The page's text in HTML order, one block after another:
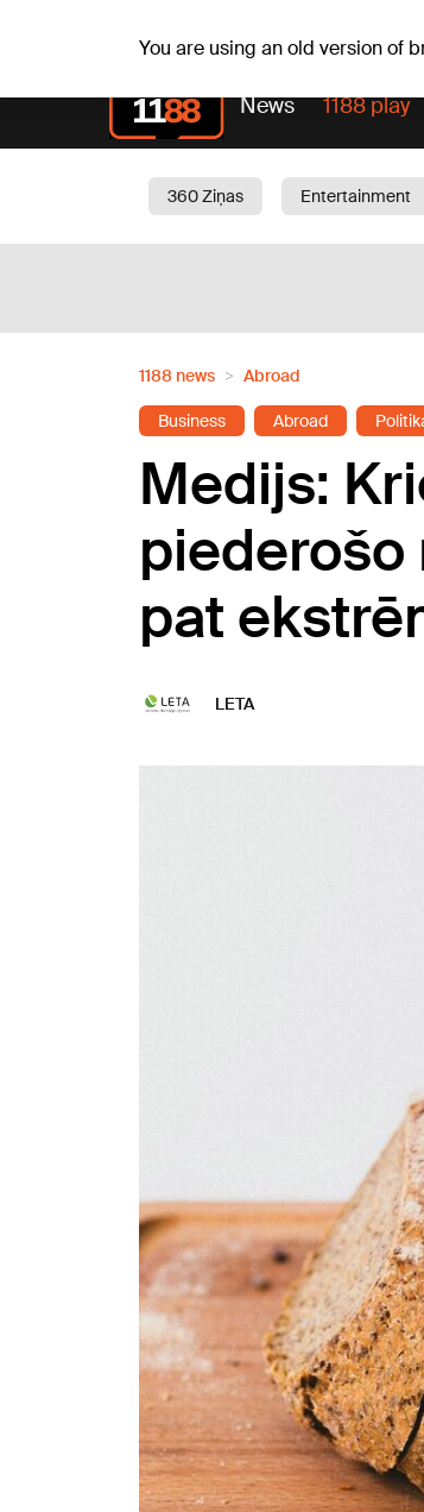
You are using an old version of
News 1188 play
360 Ziņas Entertainment
1188 news Abroad
Business Abroad
Medijs:
piederošo
pat
LETA